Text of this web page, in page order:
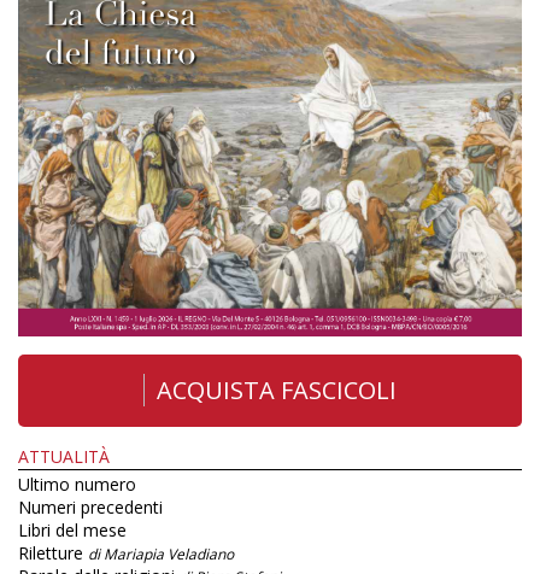
ACQUISTA FASCICOLI
ATTUALITÀ
Ultimo numero
Numeri precedenti
Libri del mese
Riletture di Mariapia Veladiano